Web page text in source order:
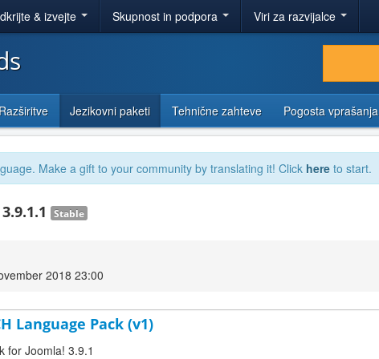
& izvejte Skupnost in podpora Viri za razvijalce
Razširitve Jezikovni paketi Tehnične zahteve Pogosta vprašanja
Make a gift to your community by translating it! Click here to start.
Stable
2018 23:00
Language Pack (v1)
for Joomla! 3.9.1